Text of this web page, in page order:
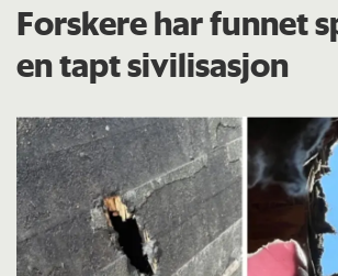
Forskere har funnet
en tapt sivilisasjon